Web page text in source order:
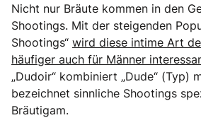
Nicht nur Bräute kommen in den
Shootings. Mit der steigenden
Shootings“ wird diese intime Art
häufiger auch für Männer
„Dudoir“ kombiniert „Dude“ (Typ)
bezeichnet sinnliche Shootings
Bräutigam.